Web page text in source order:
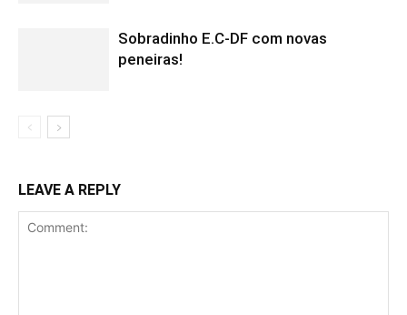
Sobradinho E.C-DF com novas
peneiras!
LEAVE A REPLY